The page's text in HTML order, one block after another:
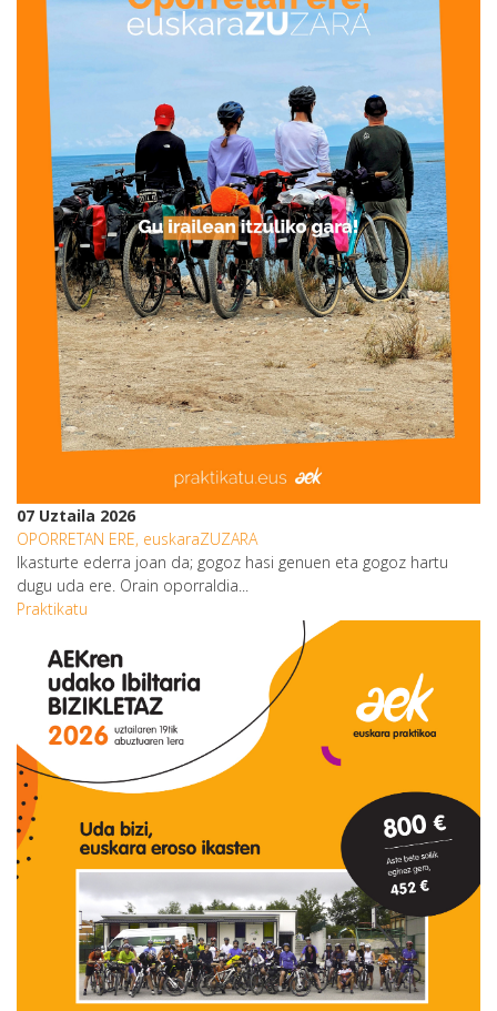
07 Uztaila 2026
OPORRETAN ERE, euskaraZUZARA
Ikasturte ederra joan da; gogoz hasi genuen eta gogoz hartu
dugu uda ere. Orain oporraldia...
Praktikatu